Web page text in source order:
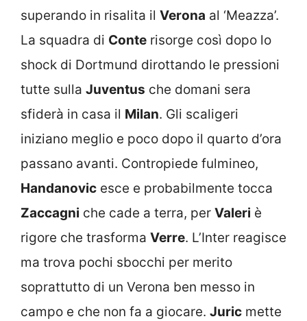
superando in risalita il Verona al ‘Meazza’.
La squadra di Conte risorge così dopo lo
shock di Dortmund dirottando le pressioni
tutte sulla Juventus che domani sera
sfiderà in casa il Milan. Gli scaligeri
iniziano meglio e poco dopo il quarto d’ora
passano avanti. Contropiede fulmineo,
Handanovic esce e probabilmente tocca
Zaccagni che cade a terra, per Valeri è
rigore che trasforma Verre. L’Inter reagisce
ma trova pochi sbocchi per merito
soprattutto di un Verona ben messo in
campo e che non fa a giocare. Juric mette